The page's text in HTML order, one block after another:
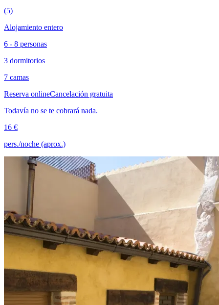
(5)
Alojamiento entero
6 - 8 personas
3 dormitorios
7 camas
Reserva onlineCancelación gratuita
Todavía no se te cobrará nada.
16 €
pers./noche (aprox.)